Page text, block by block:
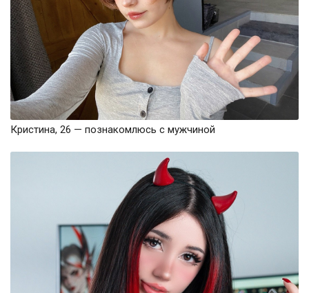
Кристина, 26 — познакомлюсь с мужчиной